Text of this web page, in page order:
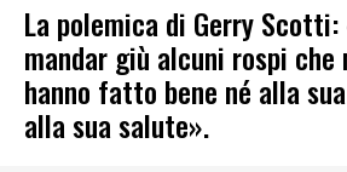
La polemica di Gerry
mandar giù alcuni rospi che
hanno fatto bene né alla
alla sua salute».